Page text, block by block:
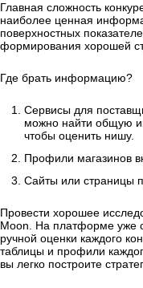
Главная сложность
наиболее ценная
поверхностных
формирования хорошей
Где брать информацию?
Сервисы для
можно найти общую
чтобы оценить нишу.
Профили магазинов
Сайты или страницы
Провести хорошее
Moon. На платформе уже
ручной оценки каждого
таблицы и профили
вы легко построите